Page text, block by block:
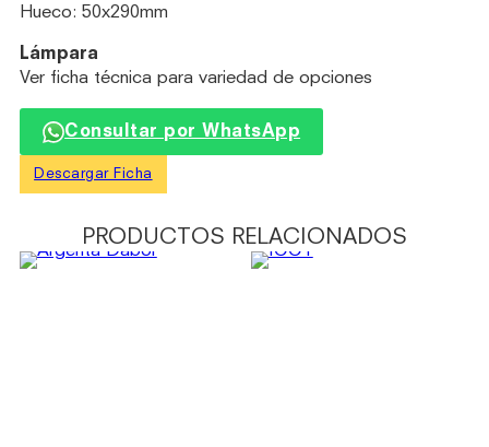
Hueco: 50x290mm
Lámpara
Ver ficha técnica para variedad de opciones
Consultar por WhatsApp
Descargar Ficha
PRODUCTOS RELACIONADOS